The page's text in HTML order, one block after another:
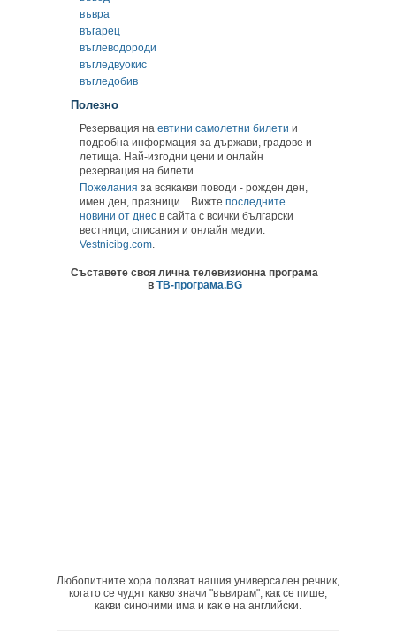
въвра
въгарец
въглеводороди
въгледвуокис
въгледобив
Полезно
Резервация на евтини самолетни билети и
подробна информация за държави, градове и
летища. Най-изгодни цени и онлайн
резервация на билети.
Пожелания за всякакви поводи - рожден ден,
имен ден, празници... Вижте последните
новини от днес в сайта с всички български
вестници, списания и онлайн медии:
Vestnicibg.com.
Съставете своя лична телевизионна програма
в ТВ-програма.BG
Любопитните хора ползват нашия универсален речник,
когато се чудят какво значи "въвирам", как се пише,
какви синоними има и как е на английски.